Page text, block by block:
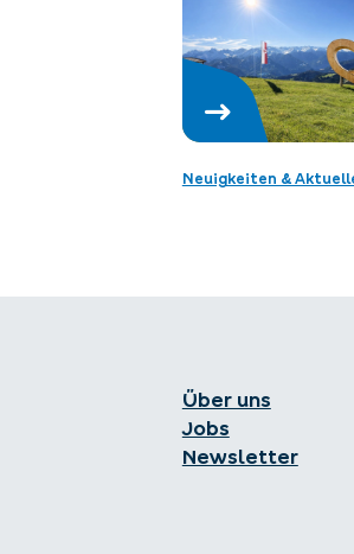
Neuigkeiten &
Über uns
Jobs
Newsletter